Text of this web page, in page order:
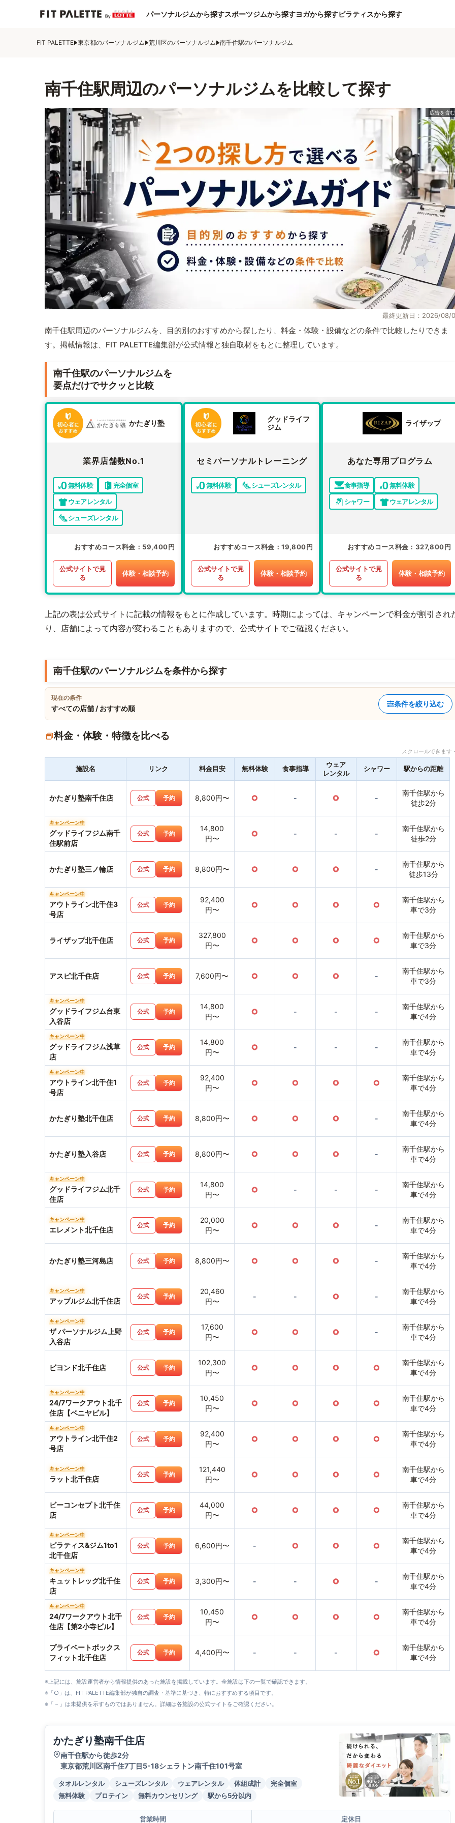
パーソナルジムから探すスポーツジムから探すヨガから探すピラティスから探す
FIT PALETTE 東京都のパーソナルジム 荒川区のパーソナルジム 南千住駅のパーソナルジム
南千住駅周辺のパーソナルジムを比較して探す
最終更新日：2026/08/
南千住駅周辺のパーソナルジムを、目的別のおすすめから探したり、料金・体験・設備などの条件で比較したりできま
す。掲載情報は、FIT PALETTE編集部が公式情報と独自取材をもとに整理しています。
南千住駅のパーソナルジムを
要点だけでサクッと比較
かたぎり塾
業界店舗数No.1
無料体験
完全個室
ウェアレンタル
シューズレンタル
おすすめコース料金 59,400円
公式サイトで見
る
体験・相談予約
グッドライフ
ジム
セミパーソナルトレーニング
無料体験 シューズレンタル
おすすめコース料金 19,800円
公式サイトで見
る
体験・相談予約
ライザップ
あなた専用プログラム
食事指導
無料体験
シャワー
ウェアレンタル
おすすめコース料金 327,800円
公式サイトで見
る
体験・相談予約
上記の表は公式サイトに記載の情報をもとに作成しています。時期によっては、キャンペーンで料金が割引され
り、店舗によって内容が変わることもありますので、公式サイトでご確認ください。
南千住駅のパーソナルジムを条件から探す
現在の条件
すべての店舗 / おすすめ順
条件を絞り込む
料金・体験・特徴を比べる
スクロールできま
施設名 リンク 料金目安 無料体験 食事指導
ウェア
レンタル
シャワー 駅からの距離
かたぎり塾南千住店 公式 予約 8,800円〜 ○ - ○ -
南千住駅から
徒歩2分
キャンペーン中
グッドライフジム南千
住駅前店
公式 予約
14,800
円〜
○ - - -
南千住駅から
徒歩2分
かたぎり塾三ノ輪店 公式 予約 8,800円〜 ○ ○ ○ -
南千住駅から
徒歩13分
キャンペーン中
アウトライン北千住3
号店
公式 予約
92,400
円〜
○ ○ ○ ○
南千住駅から
車で3分
ライザップ北千住店 公式 予約
327,800
円〜
○ ○ ○ ○
南千住駅から
車で3分
アスピ北千住店 公式 予約 7,600円〜 ○ ○ ○ -
南千住駅から
車で3分
キャンペーン中
グッドライフジム台東
入谷店
公式 予約
14,800
円〜
○ - - -
南千住駅から
車で4分
キャンペーン中
グッドライフジム浅草
店
公式 予約
14,800
円〜
○ - - -
南千住駅から
車で4分
キャンペーン中
アウトライン北千住1
号店
公式 予約
92,400
円〜
○ ○ ○ ○
南千住駅から
車で4分
かたぎり塾北千住店 公式 予約 8,800円〜 ○ ○ ○ -
南千住駅から
車で4分
かたぎり塾入谷店 公式 予約 8,800円〜 ○ ○ ○ -
南千住駅から
車で4分
キャンペーン中
グッドライフジム北千
住店
公式 予約
14,800
円〜
○ - - -
南千住駅から
車で4分
キャンペーン中
エレメント北千住店
公式 予約
20,000
円〜
○ ○ ○ -
南千住駅から
車で4分
かたぎり塾三河島店 公式 予約 8,800円〜 ○ ○ ○ -
南千住駅から
車で4分
キャンペーン中
アップルジム北千住店
公式 予約
20,460
円〜
- - ○ -
南千住駅から
車で4分
キャンペーン中
ザ パーソナルジム上野
入谷店
公式 予約
17,600
円〜
○ ○ ○ -
南千住駅から
車で4分
ビヨンド北千住店 公式 予約
102,300
円〜
○ ○ ○ ○
南千住駅から
車で4分
キャンペーン中
24/7ワークアウト北千
住店【ベニヤビル】
公式 予約
10,450
円〜
○ ○ ○ ○
南千住駅から
車で4分
キャンペーン中
アウトライン北千住2
号店
公式 予約
92,400
円〜
○ ○ ○ ○
南千住駅から
車で4分
キャンペーン中
ラット北千住店
公式 予約
121,440
円〜
○ ○ ○ ○
南千住駅から
車で4分
ビーコンセプト北千住
店
公式 予約
44,000
円〜
○ ○ ○ ○
南千住駅から
車で4分
キャンペーン中
ピラティス&ジム1to1
北千住店
公式 予約 6,600円〜 - ○ ○ ○
南千住駅から
車で4分
キャンペーン中
キュットレッグ北千住
店
公式 予約 3,300円〜 - - ○ -
南千住駅から
車で4分
キャンペーン中
24/7ワークアウト北千
住店【第2小寺ビル】
公式 予約
10,450
円〜
○ ○ ○ ○
南千住駅から
車で4分
プライベートボックス
フィット北千住店
公式 予約 4,400円〜 - - - ○
南千住駅から
車で4分
※上記には、施設運営者から情報提供のあった施設を掲載しています。全施設は下の一覧で確認できます。
※「○」は、FIT PALETTE編集部が独自の調査・基準に基づき、特におすすめする項目です。
※「－」は未提供を示すものではありません。詳細は各施設の公式サイトをご確認ください。
かたぎり塾南千住店
南千住駅から徒歩2分
東京都荒川区南千住7丁目5-18シェラトン南千住101号室
タオルレンタル シューズレンタル ウェアレンタル 体組成計
完全個室
無料体験
プロテイン 無料カウンセリング 駅から5分以内
営業時間 定休日